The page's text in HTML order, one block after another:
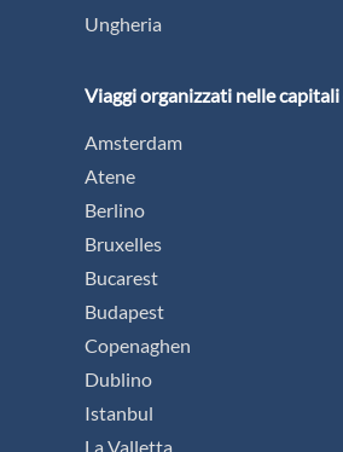
Ungheria
Viaggi organizzati nelle
Amsterdam
Atene
Berlino
Bruxelles
Bucarest
Budapest
Copenaghen
Dublino
Istanbul
La Valletta